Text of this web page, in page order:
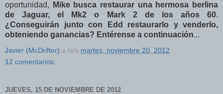
oportunidad,
Mike busca restaurar una hermosa berlina
de Jaguar, el Mk2 o Mark 2 de los años 60.
¿Conseguirán junto con Edd restaurarlo y venderlo,
obteniendo ganancias? Entérense a continuación...
Javier (McDrifter) a la/s martes, noviembre 20, 2012
12 comentarios:
JUEVES, 15 DE NOVIEMBRE DE 2012